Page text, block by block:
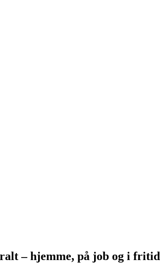
– hjemme, på job og i